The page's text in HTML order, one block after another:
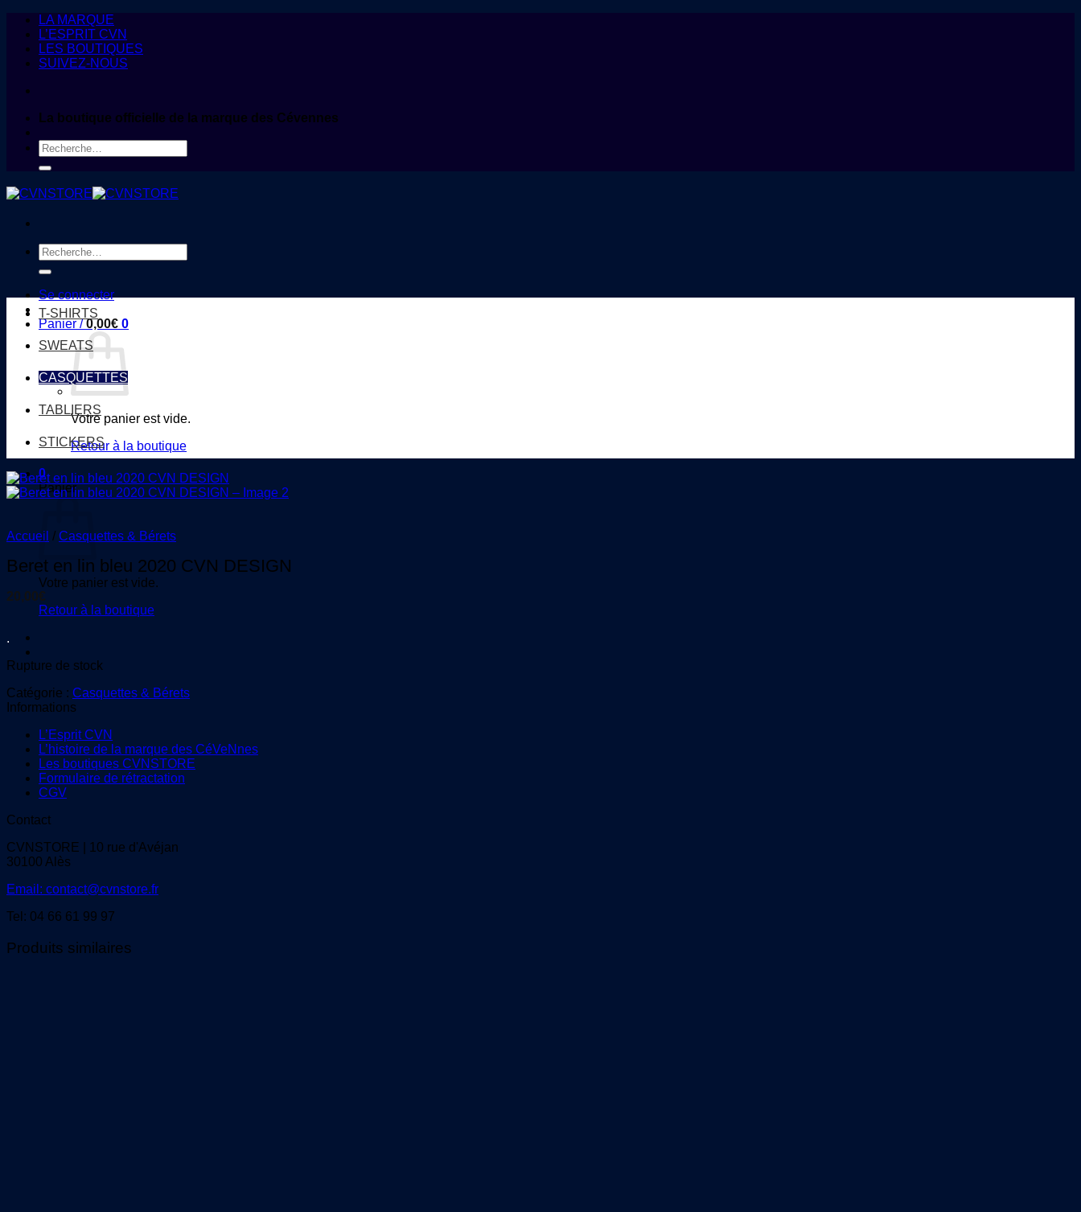
Passer
contenu
LA MARQUE
L’ESPRIT CVN
LES BOUTIQUES
SUIVEZ-NOUS
La boutique officielle de la marque des Cévennes
Recherche
pour :
Recherche
pour :
Se connecter
Panier /0,00€ 0
Votre panier est vide.
Retour à la boutique
0
Panier
Votre panier est vide.
Retour à la boutique
T-SHIRTS
SWEATS
CASQUETTES
TABLIERS
STICKERS
Accueil / Casquettes & Bérets
Beret en lin bleu 2020 CVN DESIGN
20,00€
.
Rupture de stock
Catégorie : Casquettes & Bérets
Informations
L’Esprit CVN
L’histoire de la marque des CéVeNnes
Les boutiques CVNSTORE
Formulaire de rétractation
CGV
Contact
CVNSTORE | 10 rue d'Avéjan
30100 Alès
Email: contact@cvnstore.fr
Tel: 04 66 61 99 97
Produits similaires